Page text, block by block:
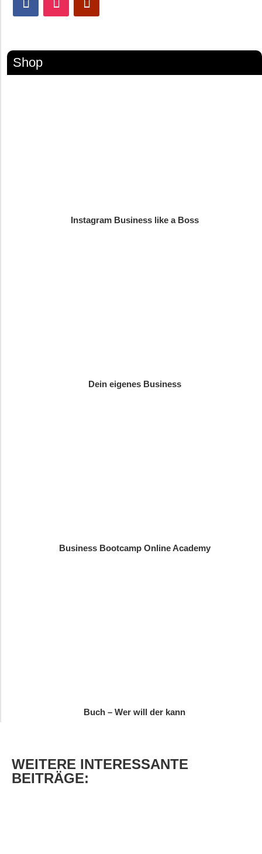
Shop
Instagram Business like a Boss
Dein eigenes Business
Business Bootcamp Online Academy
Buch – Wer will der kann
WEITERE INTERESSANTE
BEITRÄGE: